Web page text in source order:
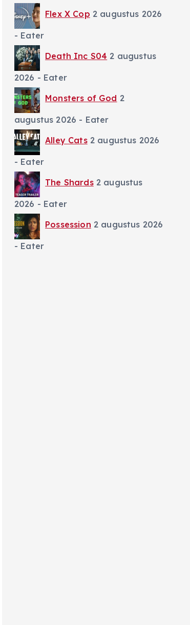
Flex X Cop 2 augustus 2026
- Eater
Death Inc S04 2 augustus
2026 - Eater
Monsters of God 2
augustus 2026 - Eater
Alley Cats 2 augustus 2026
- Eater
The Shards 2 augustus
2026 - Eater
Possession 2 augustus 2026
- Eater